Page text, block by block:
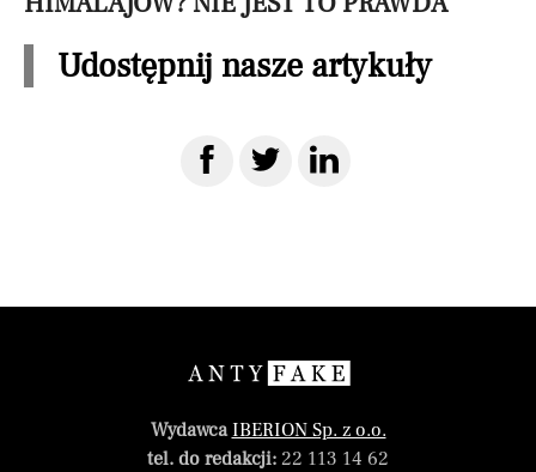
Udostępnij nasze artykuły
WydawcaIBERION Sp. z o.o.
tel. do redakcji: 22 113 14 62